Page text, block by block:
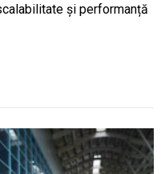
și performanță